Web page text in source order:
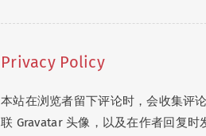
Privacy Policy
本站在浏览者留下评论时，会收集评
联 Gravatar 头像，以及在作者回复